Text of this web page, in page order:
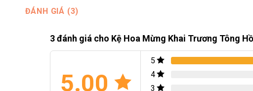
Hãy để hoa tặng khai trương thể hiện tấm lòng của bạn và gửi
chứa đựng một ý nghĩa sâu sắc và tri ân đối với những thành tựu
Những Loài Hoa Có Trong Kệ Hoa
Kệ Hoa Mừng Khai Trương Tông Hồng là một tác phẩm hoa tươi
ĐÁNH GIÁ (3)
3 đánh giá cho Kệ Hoa Mừng Khai Trương Tông
5.00
5
4
3